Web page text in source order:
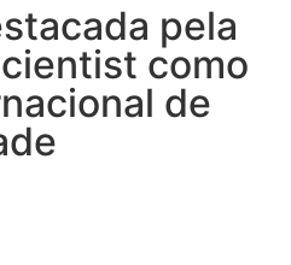
pela
como
de